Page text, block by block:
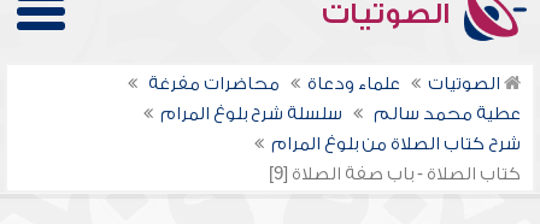
الصوتيات
الصوتيات علماء ودعاة
محاضرات مفرغة
عطية محمد سالم
سلسلة شرح بلوغ المرام
شرح كتاب الصلاة من بلوغ المرام
كتاب الصلاة - باب صفة الصلاة [9]